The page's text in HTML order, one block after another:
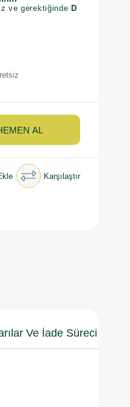
ve gerektiğinde D
Karşılaştır
Ve İade Süreci